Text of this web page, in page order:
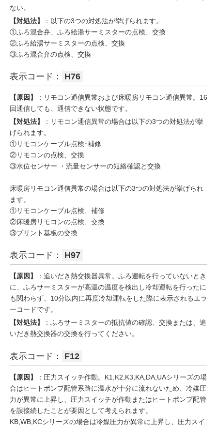
ない。
【対処法】
：以下の3つの対処法が挙げられます。
①ふろ混合弁、ふろ給湯サーミスターの点検、交換
②ふろ給湯サーミスターの点検、交換
③ふろ混合弁の点検、交換
表示コード： H76
【原因】
：リモコン通信異常および床暖房リモコン通信異常。16
回通信しても、通信できない状態です。
【対処法】
：リモコン通信異常の場合は以下の3つの対処法が挙
げられます。
①リモコンケーブル点検･補修
②リモコンの点検、交換
③水位センサー ・流量センサーの短絡確認と交換
床暖房リモコン通信異常の場合は以下の3つの対処法が挙げられ
ます。
①リモコンケーブル点検、補修
②床暖房リモコンの点検、交換
③プリント基板の交換
表示コード： H97
【原因】
：追いだき熱交換器異常。ふろ運転を行っていないとき
に、ふろサーミスターが高温の温度を検出し冷却運転を行ったに
も関わらず、10分以内に再度冷却運転をした際に表示されるエラ
ーコードです。
【対処法】
：ふろサーミスターの抵抗値の確認、交換または、追
いだき熱交換器の交換を行ってください。
表示コード： F12
【原因】
：圧力スイッチ作動。K1,K2,K3,KA,DA,UAシリーズの場
合はヒートポンプ配管系路に温水が十分に流れないため、冷媒圧
力が異常に上昇し、圧力スイッチが作動またはヒートポンプ配管
を誤接続したことが要因として考えられます。
KB,WB,KCシリーズの場合は冷媒圧力が異常に上昇し、圧力スイ